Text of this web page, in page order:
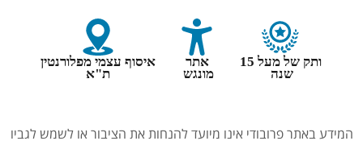
ותק של מעל 15
שנה
אתר
מונגש
איסוף עצמי מפלורנטין
ת"א
המידע באתר פרובודי אינו מיועד להנחות את הציבור או לשמש לגביו